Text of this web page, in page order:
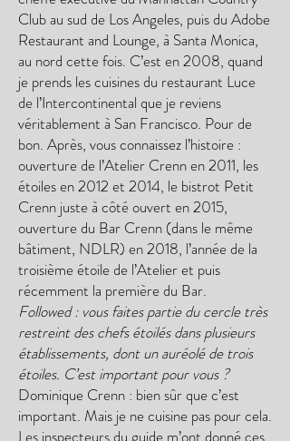
Club au sud de Los Angeles, puis du Adobe
Restaurant and Lounge, à Santa Monica,
au nord cette fois. C’est en 2008, quand
je prends les cuisines du restaurant Luce
de l’Intercontinental que je reviens
véritablement à San Francisco. Pour de
bon. Après, vous connaissez l’histoire :
ouverture de l’Atelier Crenn en 2011, les
étoiles en 2012 et 2014, le bistrot Petit
Crenn juste à côté ouvert en 2015,
ouverture du Bar Crenn (dans le même
bâtiment, NDLR) en 2018, l’année de la
troisième étoile de l’Atelier et puis
récemment la première du Bar.
Followed : vous faites partie du cercle très
restreint des chefs étoilés dans plusieurs
établissements, dont un auréolé de trois
étoiles. C’est important pour vous ?
Dominique Crenn : bien sûr que c’est
important. Mais je ne cuisine pas pour cela.
Les inspecteurs du guide m’ont donné ces